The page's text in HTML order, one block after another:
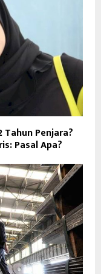
Penjara?
Pasal Apa?